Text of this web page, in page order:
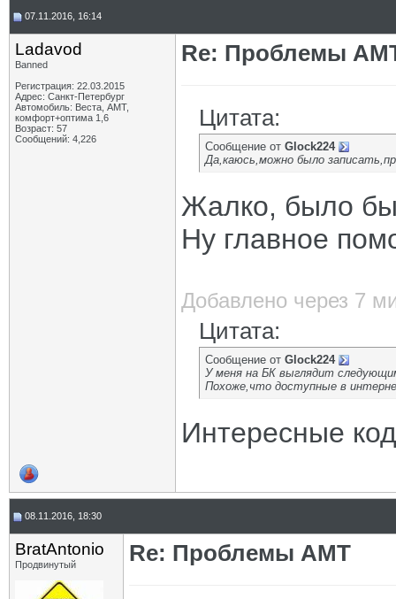
07.11.2016, 16:14
Ladavod
Banned
Регистрация: 22.03.2015
Адрес: Санкт-Петербург
Автомобиль: Веста, АМТ,
комфорт+оптима 1,6
Возраст: 57
Сообщений: 4,226
Re: Проблемы
Цитата:
Сообщение от Glock224
Да,каюсь,можно было
Жалко, было бы
Ну главное
Добавлено через 7
Цитата:
Сообщение от Glock224
У меня на БК выглядит
Похоже,что доступные в
Интересные
08.11.2016, 18:30
BratAntonio
Продвинутый Re: Проблемы АМТ